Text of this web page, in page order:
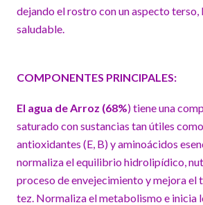
dejando el rostro con un aspecto terso,
saludable.
COMPONENTES PRINCIPALES:
El agua de Arroz (68%) tiene una
saturado con sustancias tan útiles
antioxidantes (E, B) y aminoácidos
normaliza el equilibrio hidrolipídico,
proceso de envejecimiento y mejora el
tez. Normaliza el metabolismo e inicia